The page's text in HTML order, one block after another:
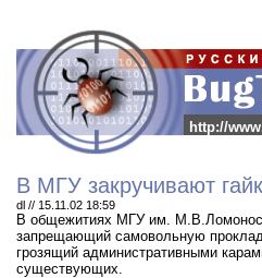
http://
В МГУ закручивают
dl // 15.11.02 18:59
В общежитиях МГУ им.
запрещающий самовольную
грозящий административными
существующих.